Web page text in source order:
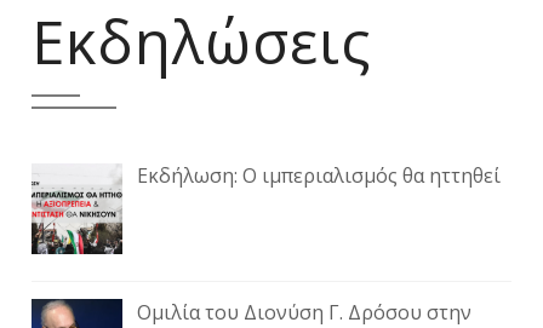
Εκδηλώσεις
Εκδήλωση: Ο ιμπεριαλισμός θα ηττηθεί
Ομιλία του Διονύση Γ. Δρόσου στην